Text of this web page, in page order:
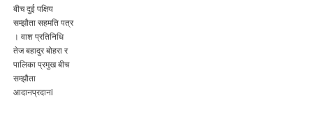
बीच दुई पक्षिय
सम्झौता सहमति पत्र
। वाश प्रतिनिधि
तेज बहादुर बोहरा र
पालिका प्रमुख बीच
सम्झौता
आदानप्रदानl